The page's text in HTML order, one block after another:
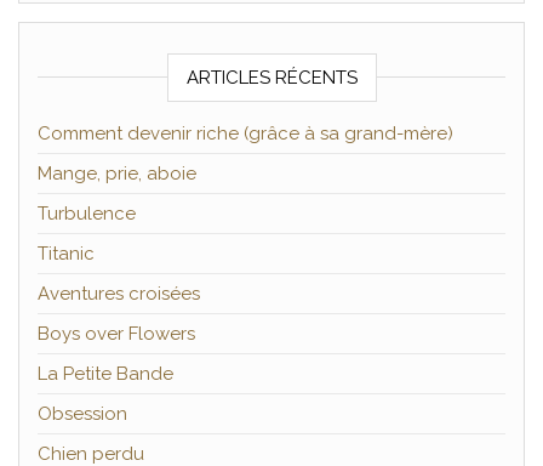
ARTICLES RÉCENTS
Comment devenir riche (grâce à sa grand-mère)
Mange, prie, aboie
Turbulence
Titanic
Aventures croisées
Boys over Flowers
La Petite Bande
Obsession
Chien perdu